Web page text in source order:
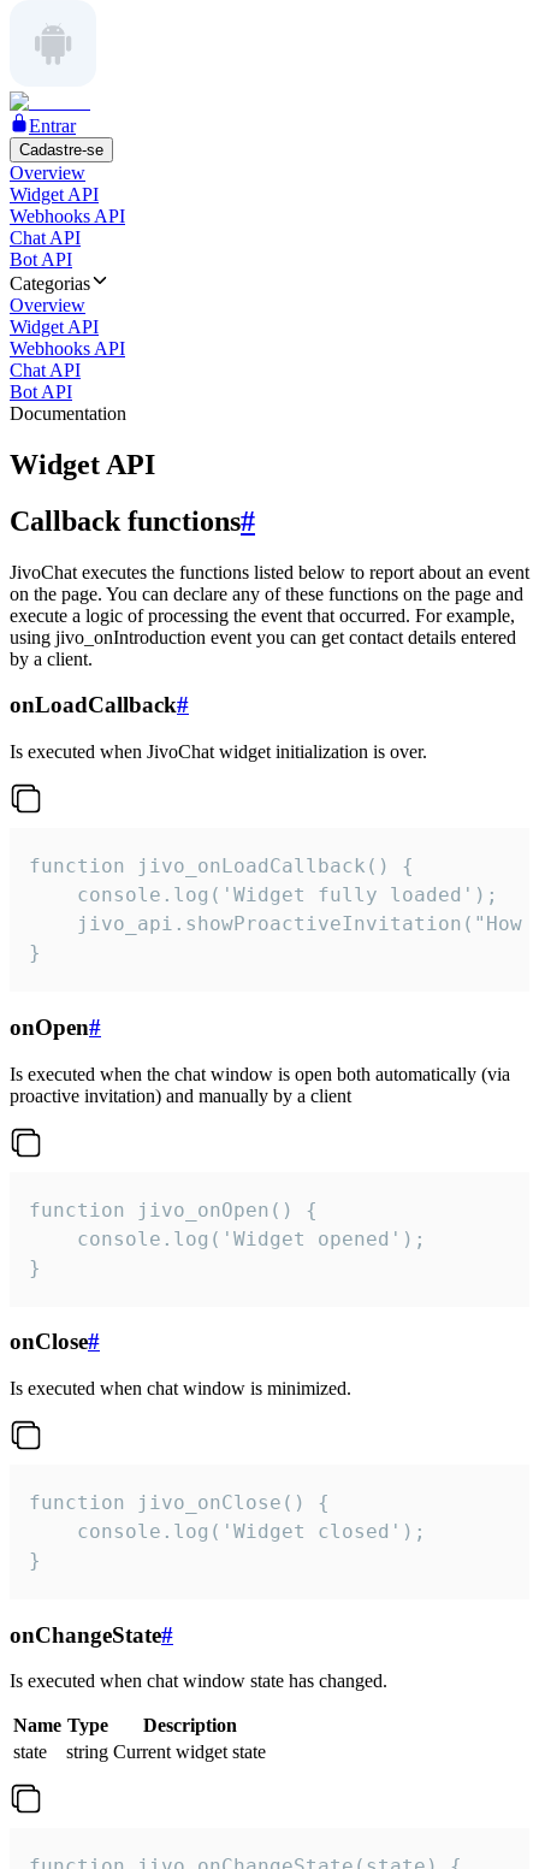
Entrar
Cadastre-se
Overview
Widget API
Webhooks API
Chat API
Bot API
Categorias
Overview
Widget API
Webhooks API
Chat API
Bot API
Documentation
Widget API
Callback functions#
JivoChat executes the functions listed below to report about an event
on the page. You can declare any of these functions on the page and
execute a logic of processing the event that occurred. For example,
using jivo_onIntroduction event you can get contact details entered
by a client.
onLoadCallback#
Is executed when JivoChat widget initialization is over.
function jivo_onLoadCallback() {
    console.log('Widget fully loaded');
jivo_api.showProactiveInvitation("How
}
onOpen#
Is executed when the chat window is open both automatically (via
proactive invitation) and manually by a client
function jivo_onOpen() {
    console.log('Widget opened');
}
onClose#
Is executed when chat window is minimized.
function jivo_onClose() {
    console.log('Widget closed');
}
onChangeState#
Is executed when chat window state has changed.
Name Type
Description
state
string Current widget state